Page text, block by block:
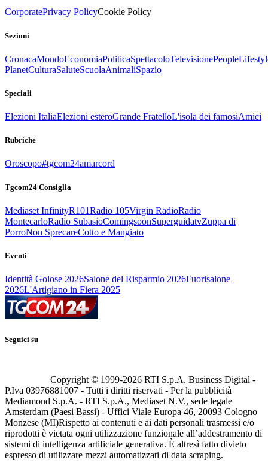
CorporatePrivacy PolicyCookie Policy
Sezioni
CronacaMondoEconomiaPoliticaSpettacoloTelevisionePeople
PlanetCulturaSaluteScuolaAnimaliSpazio
Speciali
Elezioni ItaliaElezioni esteroGrande FratelloL'isola dei famosiAmici
Rubriche
Oroscopo#tgcom24amarcord
Tgcom24 Consiglia
Mediaset InfinityR101Radio 105Virgin RadioRadio
MontecarloRadio SubasioComingsoonSuperguidatvZuppa di
PorroNon SprecareCotto e Mangiato
Eventi
Identità Golose 2026Salone del Risparmio 2026Fuorisalone
2026L'Artigiano in Fiera 2025
Seguici su
Copyright © 1999-2026 RTI S.p.A. Business Digital -
P.Iva 03976881007 - Tutti i diritti riservati - Per la pubblicità
Mediamond S.p.A. - RTI S.p.A., Mediaset N.V., sede legale
Amsterdam (Paesi Bassi) - Uffici Viale Europa 46, 20093 Cologno
Monzese (MI)Rispetto ai contenuti e ai dati personali trasmessi e/o
riprodotti è vietata ogni utilizzazione funzionale all’addestramento di
sistemi di intelligenza artificiale generativa. È altresì fatto divieto
espresso di utilizzare mezzi automatizzati di data scraping.